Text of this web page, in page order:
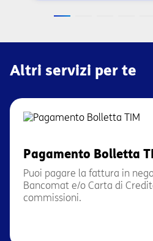
Altri servizi per te
Pagamento Bolletta
Puoi pagare la fattura in
Bancomat e/o Carta di
commissioni.